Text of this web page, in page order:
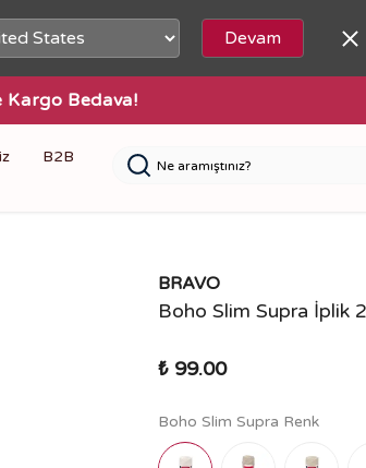
Devam
Kargo Bedava!
B2B
BRAVO
Boho Slim Supra İplik
₺ 99.00
Boho Slim Supra Renk